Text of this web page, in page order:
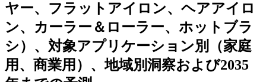
ヤー、フラットアイロン、ヘアアイロ
ン、カーラー＆ローラー、ホットブラ
シ）、対象アプリケーション別（家庭
用、商業用）、地域別洞察および2035